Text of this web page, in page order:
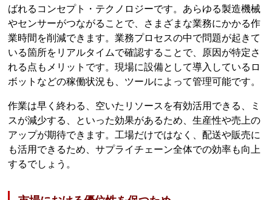
ばれるコンセプト・テクノロジーです。あらゆる製造機械
やセンサーがつながることで、さまざまな業務にかかる作
業時間を削減できます。業務プロセスの中で問題が起きて
いる箇所をリアルタイムで確認することで、原因が特定さ
れる点もメリットです。現場に設備として導入しているロ
ボットなどの稼働状況も、ツールによって管理可能です。
作業は早く終わる、空いたリソースを有効活用できる、ミ
スが減少する、といった効果があるため、生産性や売上の
アップが期待できます。工場だけではなく、配送や販売に
も活用できるため、サプライチェーン全体での効率も向上
するでしょう。